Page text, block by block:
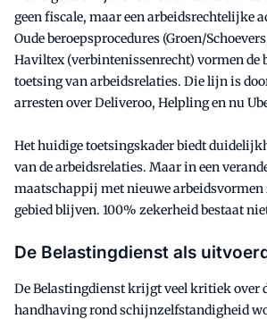
geen fiscale, maar een arbeidsrechtelijke
Oude beroepsprocedures (Groen/
Haviltex (verbintenissenrecht) vormen de
toetsing van arbeidsrelaties. Die lijn is
arresten over Deliveroo, Helpling en nu
Het huidige toetsingskader biedt
van de arbeidsrelaties. Maar in een
maatschappij met nieuwe
gebied blijven. 100% zekerheid bestaat
De Belastingdienst als
De Belastingdienst krijgt veel kritiek over
handhaving rond schijnzelfstandigheid